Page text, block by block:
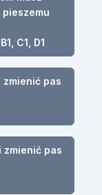
C1, D1
pas
pas